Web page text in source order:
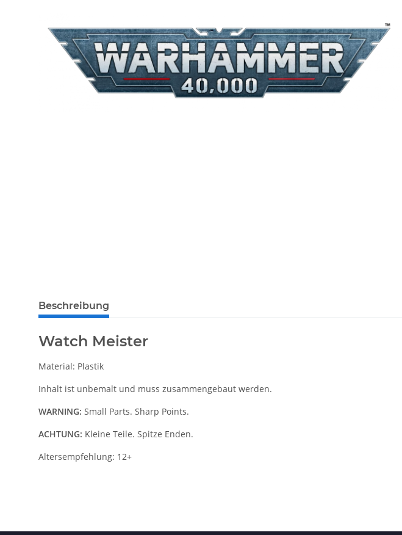
Beschreibung
Watch Meister
Material: Plastik
Inhalt ist unbemalt und muss zusammengebaut werden.
WARNING: Small Parts. Sharp Points.
ACHTUNG: Kleine Teile. Spitze Enden.
Altersempfehlung: 12+